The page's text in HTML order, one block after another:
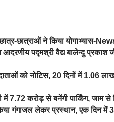
छात्र-छात्राओं ने किया योगाभ्यास-
पद्मश्री वैद्य बालेन्दु प्रकाश
को नोटिस, 20 दिनों में 1.06
में 7.72 करोड़ से बनेंगी पार्किंग, जाम
गंगाजल लेकर प्रस्थान, एक दिन में